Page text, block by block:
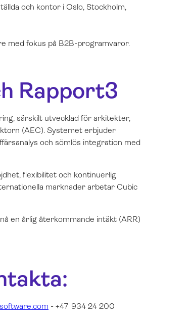
och kontor i Oslo, Stockholm,
med fokus på B2B-programvaror.
Rapport3
särskilt utvecklad för arkitekter,
(AEC). Systemet erbjuder
och sömlös integration med
flexibilitet och kontinuerlig
marknader arbetar Cubic
en årlig återkommande intäkt (ARR)
:
- +47 934 24 200